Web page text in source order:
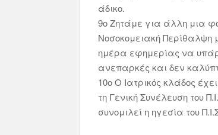
άδικο.
9ο Ζητάμε για άλλη μια
Νοσοκομειακή Περίθαλψη
ημέρα εφημερίας να
ανεπαρκές και δεν
10ο Ο Ιατρικός κλάδος
τη Γενική Συνέλευση του
συνομιλεί η ηγεσία του